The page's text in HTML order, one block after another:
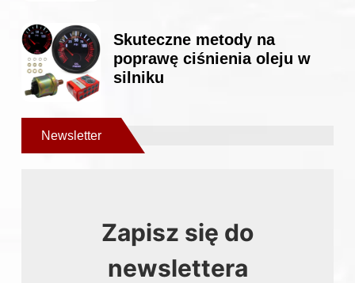
Skuteczne metody na
poprawę ciśnienia oleju w
silniku
Newsletter
Zapisz się do
newslettera